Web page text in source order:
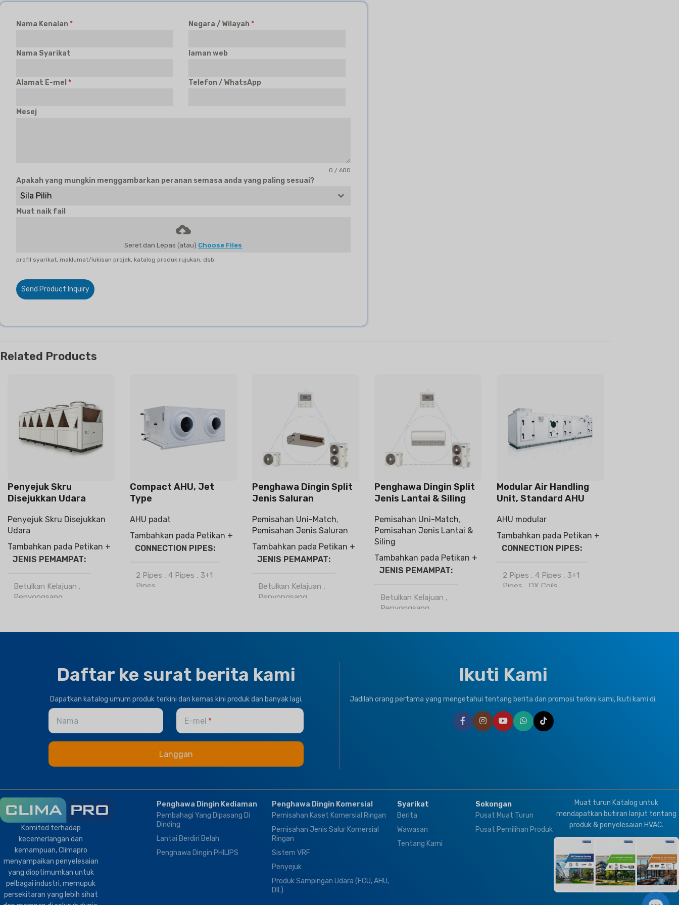
Nama Kenalan * Negara / Wilayah *
Nama Syarikat laman web
Alamat E-mel * Telefon / WhatsApp
Mesej
0 / 600
Apakah yang mungkin menggambarkan peranan semasa anda yang paling sesuai?
Sila Pilih
Muat naik fail
Seret dan Lepas (atau) Choose Files
profil syarikat, maklumat/lukisan projek, katalog produk rujukan, dsb.
Send Product Inquiry
Related Products
Penyejuk Skru
Disejukkan Udara
Penyejuk Skru Disejukkan
Udara
Tambahkan pada Petikan +
JENIS PEMAMPAT
Betulkan Kelajuan ,
Penyongsang
JENIS IKLIM
T1 Keadaan Normal ,T3
BMS Module
Remote
Control
Compact AHU, Jet
Type
AHU padat
Tambahkan pada Petikan +
CONNECTION PIPES
2 Pipes , 4 Pipes , 3+1
Pipes
Motorized Valves &
Thermostat Controller
HEALTHY PLUS
Fresh Air
Penghawa Dingin Split
Jenis Saluran
Pemisahan Uni-Match,
Pemisahan Jenis Saluran
Tambahkan pada Petikan +
JENIS PEMAMPAT
Betulkan Kelajuan ,
Penyongsang
JENIS IKLIM
T1 Keadaan Normal
Penghawa Dingin Split
Jenis Lantai & Siling
Pemisahan Uni-Match,
Pemisahan Jenis Lantai &
Siling
Tambahkan pada Petikan +
JENIS PEMAMPAT
Betulkan Kelajuan ,
Penyongsang
,T3
Modular Air Handling
Unit, Standard AHU
AHU modular
Tambahkan pada Petikan +
CONNECTION PIPES
2 Pipes , 4 Pipes , 3+1
Pipes
DX Coils
BMS Module
Valves & Thermostat
Daftar ke surat berita kami
Dapatkan katalog umum produk terkini dan kemas kini produk dan banyak lagi.
Nama E-mel
Ikuti Kami
Jadilah orang pertama yang mengetahui tentang berita dan promosi terkini kami, Ikuti kami di:
Komited terhadap
kecemerlangan dan
kemampuan, Climapro
menyampaikan penyelesaian
yang dioptimumkan untuk
pelbagai industri, memupuk
persekitaran yang lebih sihat
Penghawa Dingin Kediaman
Pembahagi Yang Dipasang Di
Dinding
Lantai Berdiri Belah
Penghawa Dingin PHILIPS
Penghawa Dingin Komersial
Pemisahan Kaset Komersial Ringan
Pemisahan Jenis Salur Komersial
Ringan
Sistem VRF
Penyejuk
Produk Sampingan Udara (FCU, AHU,
Dll.)
Syarikat
Berita
Wawasan
Tentang Kami
Sokongan
Pusat Muat Turun
Pusat Pemilihan Produk
Muat turun Katalog untuk
mendapatkan butiran lanjut tentang
produk & penyelesaian HVAC.